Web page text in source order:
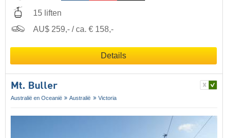
15 liften
AU$ 259,- / ca. € 158,-
Details
Mt. Buller
Australië en Oceanië Australië Victoria